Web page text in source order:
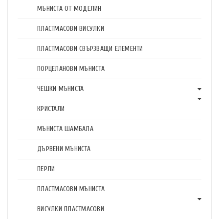
МЪНИСТА ОТ МОДЕЛИН
ПЛАСТМАСОВИ ВИСУЛКИ
ПЛАСТМАСОВИ СВЪРЗВАЩИ ЕЛЕМЕНТИ
ПОРЦЕЛАНОВИ МЪНИСТА
ЧЕШКИ МЪНИСТА
КРИСТАЛИ
МЪНИСТА ШАМБАЛА
ДЪРВЕНИ МЪНИСТА
ПЕРЛИ
ПЛАСТМАСОВИ МЪНИСТА
ВИСУЛКИ ПЛАСТМАСОВИ